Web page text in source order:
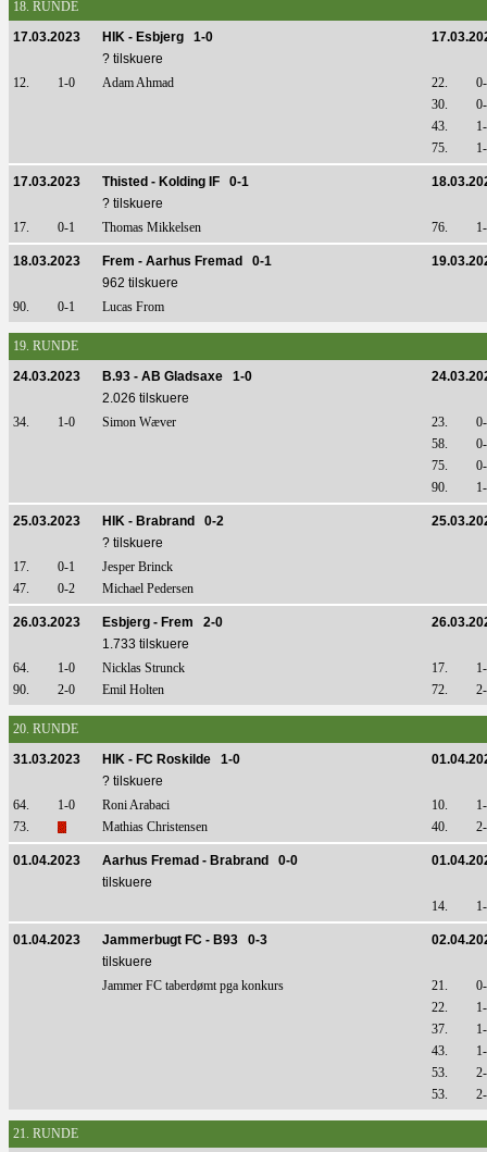
18. RUNDE
17.03.2023
HIK - Esbjerg 1-0
? tilskuere
12.
1-0 Adam Ahmad 22.
30.
43.
75.
17.03.2023 Thisted - Kolding IF 0-1
? tilskuere
17.
0-1 Thomas Mikkelsen 76.
18.03.2023 Frem - Aarhus Fremad 0-1
962 tilskuere
90.
0-1 Lucas From
19. RUNDE
24.03.2023
B.93 - AB Gladsaxe 1-0
2.026 tilskuere
34.
1-0 Simon Wæver 23.
58.
75.
90.
25.03.2023 HIK - Brabrand 0-2
? tilskuere
17.
0-1
Jesper Brinck
47.
0-2 Michael Pedersen
26.03.2023 Esbjerg - Frem 2-0
1.733 tilskuere
64.
1-0 Nicklas Strunck 17.
90.
2-0 Emil Holten 72.
20. RUNDE
31.03.2023
HIK - FC Roskilde 1-0
? tilskuere
64.
1-0 Roni Arabaci 10.
73.
Mathias Christensen 40.
01.04.2023 Aarhus Fremad - Brabrand 0-0
tilskuere
14.
01.04.2023 Jammerbugt FC - B93 0-3
tilskuere
Jammer FC taberdømt pga konkurs
21.
22.
37.
43.
53.
53.
21. RUNDE